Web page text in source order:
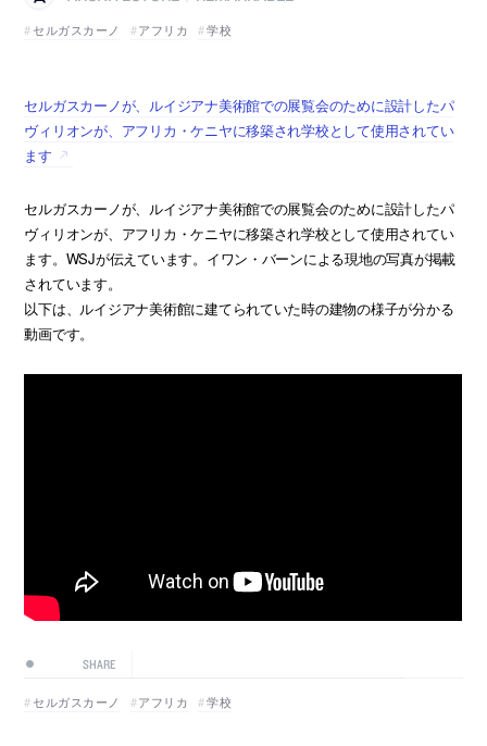
セルガスカーノ
アフリカ 学校
セルガスカーノが、ルイジアナ美術館での展覧会のために設計したパ
ヴィリオンが、アフリカ・ケニヤに移築され学校として使用されてい
ます
セルガスカーノが、ルイジアナ美術館での展覧会のために設計したパ
ヴィリオンが、アフリカ・ケニヤに移築され学校として使用されてい
ます。WSJが伝えています。イワン・バーンによる現地の写真が掲載
されています。
以下は、ルイジアナ美術館に建てられていた時の建物の様子が分かる
動画です。
SHARE
セルガスカーノ アフリカ 学校